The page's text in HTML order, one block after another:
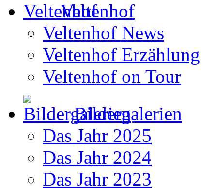
Veltenhof
Veltenhof News
Veltenhof Erzählung
Veltenhof on Tour
Bildergalerien
Das Jahr 2025
Das Jahr 2024
Das Jahr 2023